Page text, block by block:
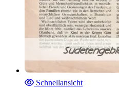
Schnellansicht